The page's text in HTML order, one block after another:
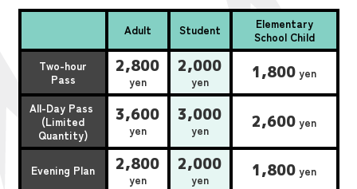
Adult Student
Elementary
School Child
Two-hour
Pass
2,800
yen
2,000
yen 1,800 yen
All-Day Pass
(Limited
Quantity)
3,600
yen
3,000
yen 2,600 yen
Evening Plan 2,800
yen
2,000
yen 1,800 yen